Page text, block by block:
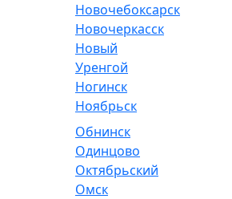
Новочебоксарск
Новочеркасск
Новый
Уренгой
Ногинск
Ноябрьск
Обнинск
Одинцово
Октябрьский
Омск